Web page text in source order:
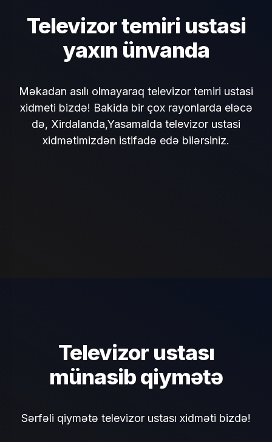
Televizor temiri ustasi
yaxın ünvanda
Məkadan asılı olmayaraq televizor temiri ustasi
xidmeti bizdə! Bakida bir çox rayonlarda eləcə
də, Xirdalanda,Yasamalda televizor ustasi
xidmətimizdən istifadə edə bilərsiniz.
Televizor ustası
münasib qiymətə
Sərfəli qiymətə televizor ustası xidməti bizdə!